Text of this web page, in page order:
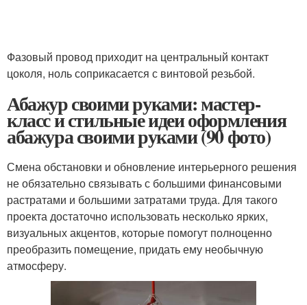
Фазовый провод приходит на центральный контакт
цоколя, ноль соприкасается с винтовой резьбой.
Абажур своими руками: мастер-
класс и стильные идеи оформления
абажура своими руками (90 фото)
Смена обстановки и обновление интерьерного решения
не обязательно связывать с большими финансовыми
растратами и большими затратами труда. Для такого
проекта достаточно использовать несколько ярких,
визуальных акцентов, которые помогут полноценно
преобразить помещение, придать ему необычную
атмосферу.